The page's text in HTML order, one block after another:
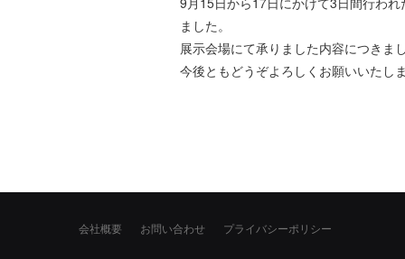
ました。
展示会場にて承りました内容につきま
今後ともどうぞよろしくお願いいたし
会社概要 お問い合わせ プライバシーポリシー